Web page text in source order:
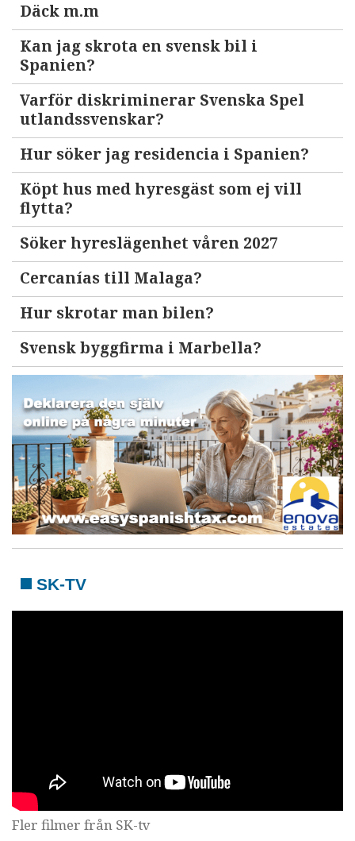
Däck m.m
Kan jag skrota en svensk bil i
Spanien?
Varför diskriminerar Svenska Spel
utlandssvenskar?
Hur söker jag residencia i Spanien?
Köpt hus med hyresgäst som ej vill
flytta?
Söker hyreslägenhet våren 2027
Cercanías till Malaga?
Hur skrotar man bilen?
Svensk byggfirma i Marbella?
SK-TV
Fler filmer från SK-tv